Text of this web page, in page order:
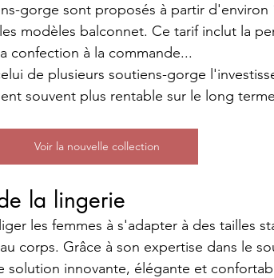
gorge sont proposés à partir d'environ
modèles balconnet. Ce tarif inclut la
confection à la commande...
de plusieurs soutiens-gorge
souvent plus rentable sur le long
Voir la nouvelle collection
la lingerie
les femmes à s'adapter à des tailles
corps. Grâce à son expertise dans le
solution innovante, élégante et